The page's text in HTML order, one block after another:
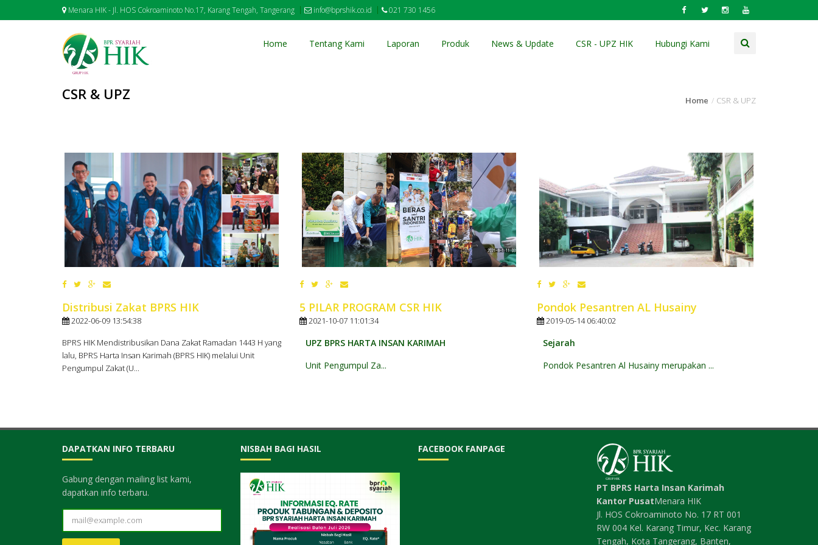
Menara HIK - Jl. HOS Cokroaminoto No.17, Karang Tengah, Tangerang info@bprshik.co.id 021 730 1456
Home Tentang Kami Laporan Produk News & Update CSR - UPZ HIK Hubungi Kami
CSR & UPZ Home CSR & UPZ
Distribusi Zakat BPRS HIK
2022-06-09 13:54:38
BPRS HIK Mendistribusikan Dana Zakat Ramadan 1443 H yang
lalu, BPRS Harta Insan Karimah (BPRS HIK) melalui Unit
Pengumpul Zakat (U...
5 PILAR PROGRAM CSR HIK
2021-10-07 11:01:34
UPZ BPRS HARTA INSAN KARIMAH
Unit Pengumpul Za...
Pondok Pesantren AL Husainy
2019-05-14 06:40:02
Sejarah
Pondok Pesantren Al Husainy merupakan ...
DAPATKAN INFO TERBARU
Gabung dengan mailing list kami,
dapatkan info terbaru.
NISBAH BAGI HASIL FACEBOOK FANPAGE
PT BPRS Harta Insan Karimah
Kantor PusatMenara HIK
Jl. HOS Cokroaminoto No. 17 RT 001
RW 004 Kel. Karang Timur, Kec. Karang
Tengah, Kota Tangerang, Banten,